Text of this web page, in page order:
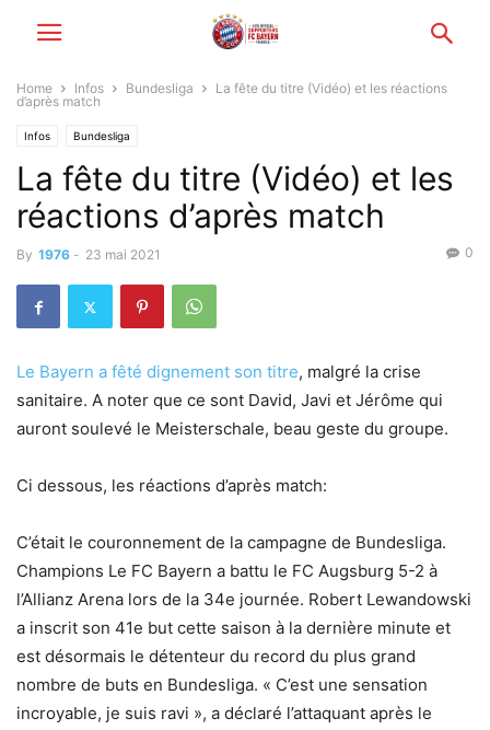
Home Infos Bundesliga
La fête du titre (Vidéo) et les réactions
d’après match
Infos Bundesliga
La fête du titre (Vidéo) et les
réactions d’après match
By 1976 - 23 mai 2021 0
Le Bayern a fêté dignement son titre, malgré la crise
sanitaire. A noter que ce sont David, Javi et Jérôme qui
auront soulevé le Meisterschale, beau geste du groupe.
Ci dessous, les réactions d’après match:
C’était le couronnement de la campagne de Bundesliga.
Champions Le FC Bayern a battu le FC Augsburg 5-2 à
l’Allianz Arena lors de la 34e journée. Robert Lewandowski
a inscrit son 41e but cette saison à la dernière minute et
est désormais le détenteur du record du plus grand
nombre de buts en Bundesliga. « C’est une sensation
incroyable, je suis ravi », a déclaré l’attaquant après le